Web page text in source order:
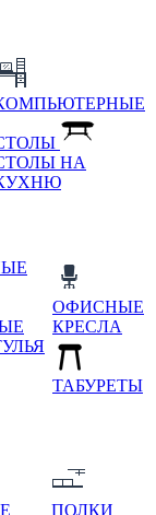
НА
ОФИСНЫЕ
КРЕСЛА
ТАБУРЕТЫ
ПОЛКИ